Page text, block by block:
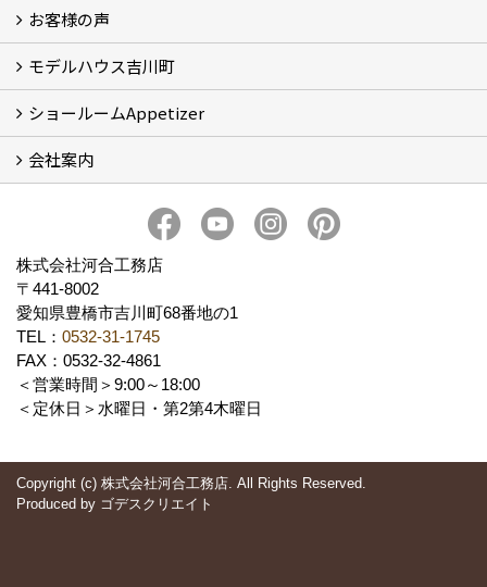
5つのやさしさ宣言
3つのプロ宣言
お家づくりスケジュール
お客様の声
お客様の声
モデルハウス吉川町
吉川町モデルハウス
ショールームAppetizer
Appetizer(ショールーム)
Appetizer(レンタルスペース)
会社案内
社長 河合智之の想い
求人情報 Recruit
株式会社河合工務店
〒441-8002
愛知県豊橋市吉川町68番地の1
TEL： 0532-31-1745
FAX：0532-32-4861
＜営業時間＞9:00～18:00
＜定休日＞水曜日・第2第4木曜日
Copyright (c) 株式会社河合工務店. All Rights Reserved.
Produced by ゴデスクリエイト